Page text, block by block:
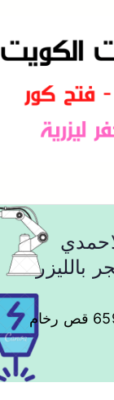
مقاول قص خرسانات الاحمدي 65932555 قص رخام